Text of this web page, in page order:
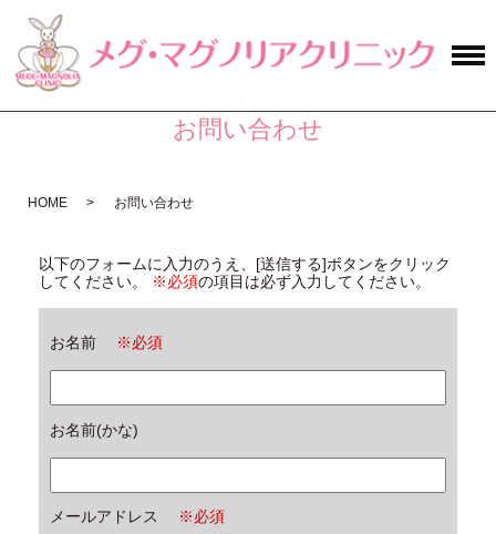
お問い合わせ
HOME お問い合わせ
以下のフォームに入力のうえ、[送信する]ボタンをクリック
してください。
※必須の項目は必ず入力してください。
お名前 ※必須
お名前(かな)
メールアドレス ※必須